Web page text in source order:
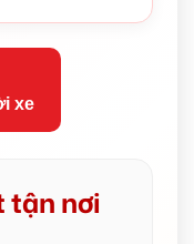
xe
tận nơi